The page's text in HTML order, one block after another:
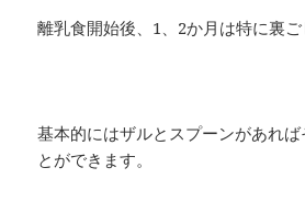
離乳食開始後、1、2か月は特に裏ご
基本的にはザルとスプーンがあれ
とができます。